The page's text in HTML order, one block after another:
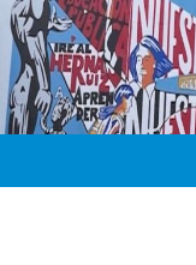
Saltar
al
contenido